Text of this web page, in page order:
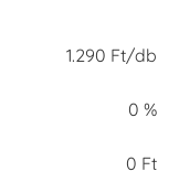
1.290 Ft/db
0 %
0 Ft